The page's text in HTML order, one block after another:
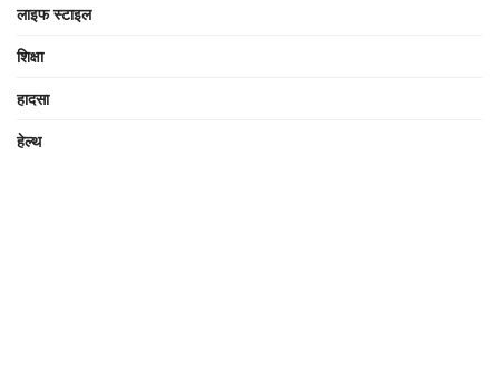
लाइफ स्टाइल
शिक्षा
हादसा
हेल्थ